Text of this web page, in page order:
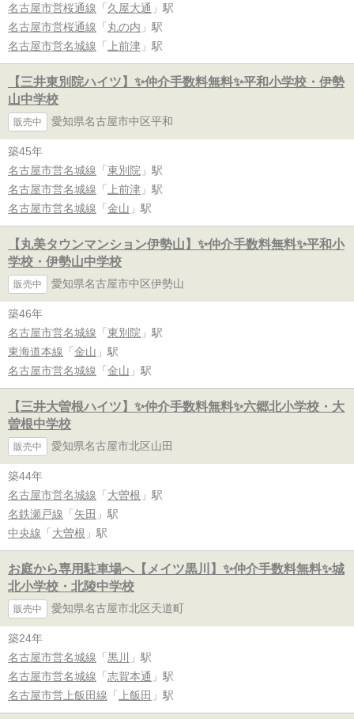
名古屋市営桜通線 「 久屋大通 」駅
名古屋市営桜通線 「 丸の内 」駅
名古屋市営名城線 「 上前津 」駅
【三井東別院ハイツ】✨️仲介手数料無料✨️平和小学校・伊勢
山中学校
販売中 愛知県名古屋市中区平和
築45年
名古屋市営名城線 「 東別院 」駅
名古屋市営名城線 「 上前津 」駅
名古屋市営名城線 「 金山 」駅
【丸美タウンマンション伊勢山】✨️仲介手数料無料✨️平和小
学校・伊勢山中学校
販売中 愛知県名古屋市中区伊勢山
築46年
名古屋市営名城線 「 東別院 」駅
東海道本線 「 金山 」駅
名古屋市営名城線 「 金山 」駅
【三井大曽根ハイツ】✨️仲介手数料無料✨️六郷北小学校・大
曽根中学校
販売中 愛知県名古屋市北区山田
築44年
名古屋市営名城線 「 大曽根 」駅
名鉄瀬戸線 「 矢田 」駅
中央線 「 大曽根 」駅
お庭から専用駐車場へ【メイツ黒川】✨️仲介手数料無料✨️城
北小学校・北陵中学校
販売中 愛知県名古屋市北区天道町
築24年
名古屋市営名城線 「 黒川
」駅
名古屋市営名城線 「 志賀本通 」駅
名古屋市営上飯田線 「 上飯田 」駅